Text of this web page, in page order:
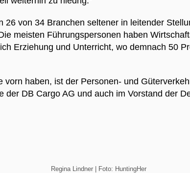
26 von 34 Branchen seltener in leitender
meisten Führungspersonen haben
Erziehung und Unterricht, wo demnach 50
vorn haben, ist der Personen- und
DB Cargo AG und auch im Vorstand der
Regina Lindner | Foto: HuntingHer